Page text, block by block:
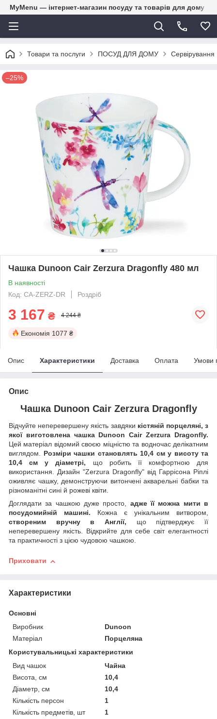
MyMenu — інтернет-магазин посуду та товарів для дому
Товари та послуги ПОСУД ДЛЯ ДОМУ Сервірування
–25%
Чашка Dunoon Cair Zerzura Dragonfly 480 мл
В наявності
Код: CA-ZERZ-DR
Роздріб
3 167 ₴ 4 244 ₴
Економія 1077 ₴
Опис Характеристики Доставка Оплата Умови
Опис
Чашка Dunoon Cair Zerzura Dragonfly
Відчуйте неперевершену якість завдяки кістяній порцеляні, з
якої виготовлена чашка Dunoon Cair Zerzura Dragonfly.
Цей матеріал відомий своєю міцністю та водночас делікатним
виглядом. Розміри чашки становлять 10,4 см у висоту та
10,4 см у діаметрі, що робить її комфортною для
використання. Дизайн "Zerzura Dragonfly" від Гаррісона Ріплі
оживляє чашку, демонструючи витончені акварельні бабки та
різноманітні сині й рожеві квіти.
Доглядати за чашкою дуже просто, адже її можна мити в
посудомийній машині. Кожна є унікальним витвором,
створеним вручну в Англії, що підтверджує її
неперевершену якість. Відкрийте для себе світ елегантності
та практичності з цією чудовою чашкою.
Приховати
Характеристики
Основні
Виробник
Dunoon
Матеріал
Порцеляна
Користувальницькі характеристики
Вид чашок
Чайна
Висота, см
10,4
Діаметр, см
10,4
Кількість персон
1
Кількість предметів, шт
1